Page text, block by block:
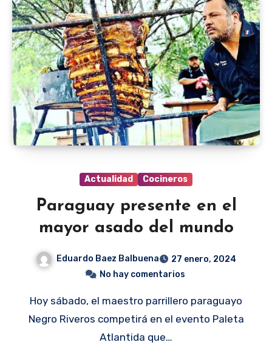
Actualidad Cocineros
Paraguay presente en el
mayor asado del mundo
Eduardo Baez Balbuena
27 enero, 2024
No hay comentarios
Hoy sábado, el maestro parrillero paraguayo
Negro Riveros competirá en el evento Paleta
Atlantida que…